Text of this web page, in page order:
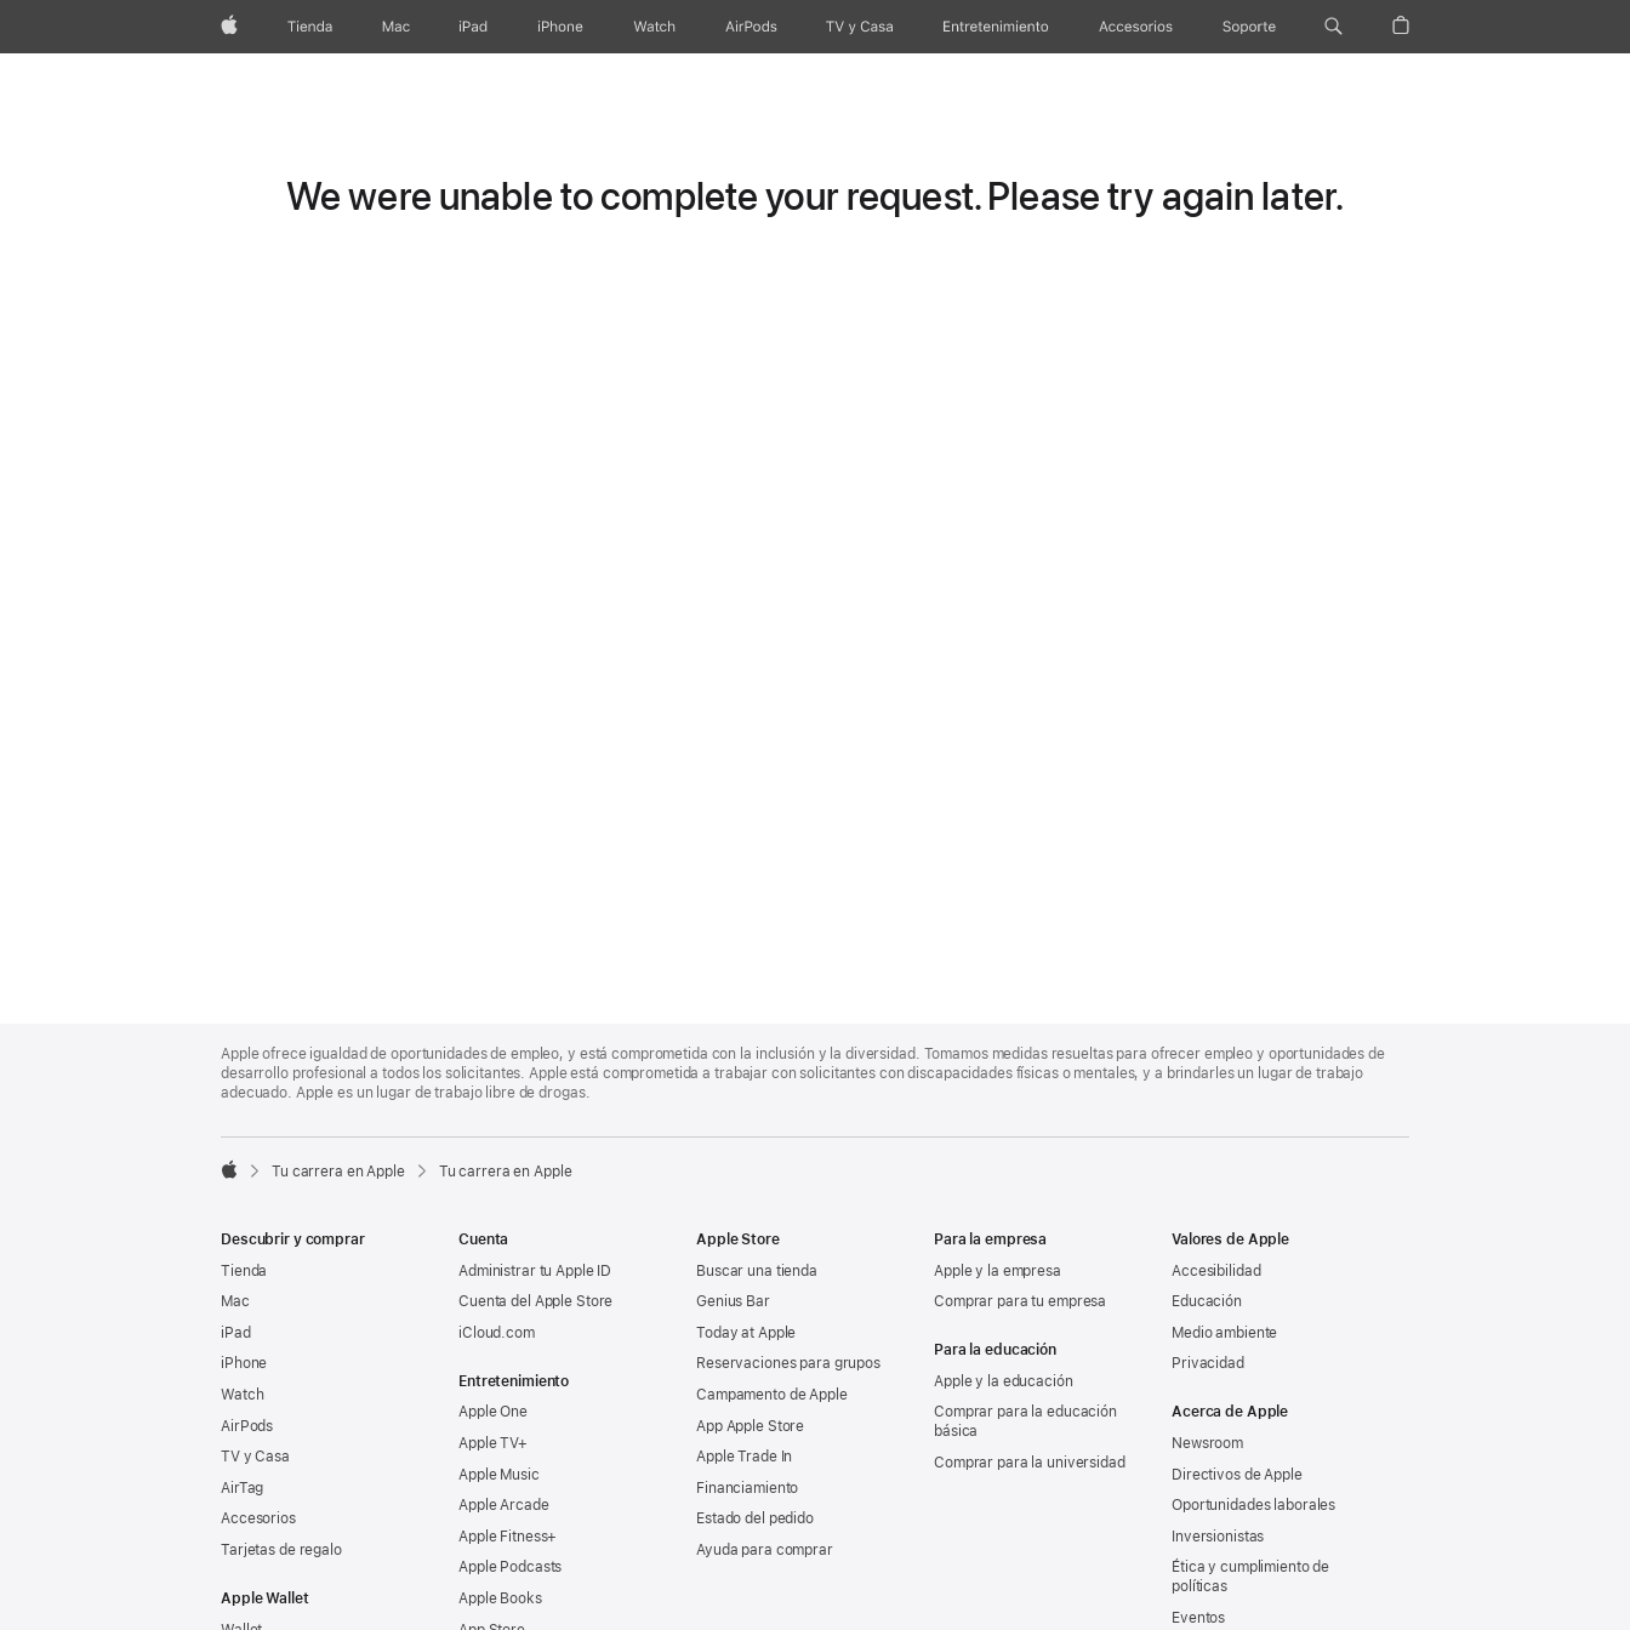
AppleTienda Mac iPad iPhone Watch AirPods TV & Casa Entretenimiento Accesorios Soporte
We were unable to complete your request. Please try again later.
Footer
Apple ofrece igualdad de oportunidades de empleo, y está comprometida con la inclusión y la diversidad. Tomamos medidas resueltas para ofrecer empleo y oportunidades de
desarrollo profesional a todos los solicitantes. Apple está comprometida a trabajar con solicitantes con discapacidades físicas o mentales, y a brindarles un lugar de trabajo
adecuado. Apple es un lugar de trabajo libre de drogas.

Tu carrera en Apple Tu carrera en Apple
Descubrir y comprar
Tienda
Mac
iPad
iPhone
Watch
AirPods
TV y Casa
AirTag
Accesorios
Tarjetas de regalo
Apple Wallet
Cuenta
Administrar tu Apple ID
Cuenta del Apple Store
iCloud.com
Entretenimiento
Apple One
Apple TV+
Apple Music
Apple Arcade
Apple Fitness+
Apple Podcasts
Apple Books
Apple Store
Buscar una tienda
Genius Bar
Today at Apple
Reservaciones para grupos
Campamento de Apple
App Apple Store
Apple Trade In
Financiamiento
Estado del pedido
Ayuda para comprar
Para la empresa
Apple y la empresa
Comprar para tu empresa
Para la educación
Apple y la educación
Comprar para la educación
básica
Comprar para la universidad
Valores de Apple
Accesibilidad
Educación
Medio ambiente
Privacidad
Acerca de Apple
Newsroom
Directivos de Apple
Oportunidades laborales
Inversionistas
Ética y cumplimiento de
políticas
Eventos